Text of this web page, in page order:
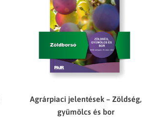
Agrárpiaci jelentések – Zöldség,
gyümölcs és bor